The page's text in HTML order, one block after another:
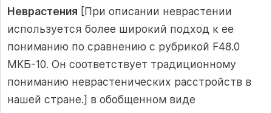
Неврастения [При описании неврастении
используется более широкий подход к ее
пониманию по сравнению с рубрикой F48.0
МКБ-10. Он соответствует традиционному
пониманию неврастенических расстройств в
нашей стране.] в обобщенном виде